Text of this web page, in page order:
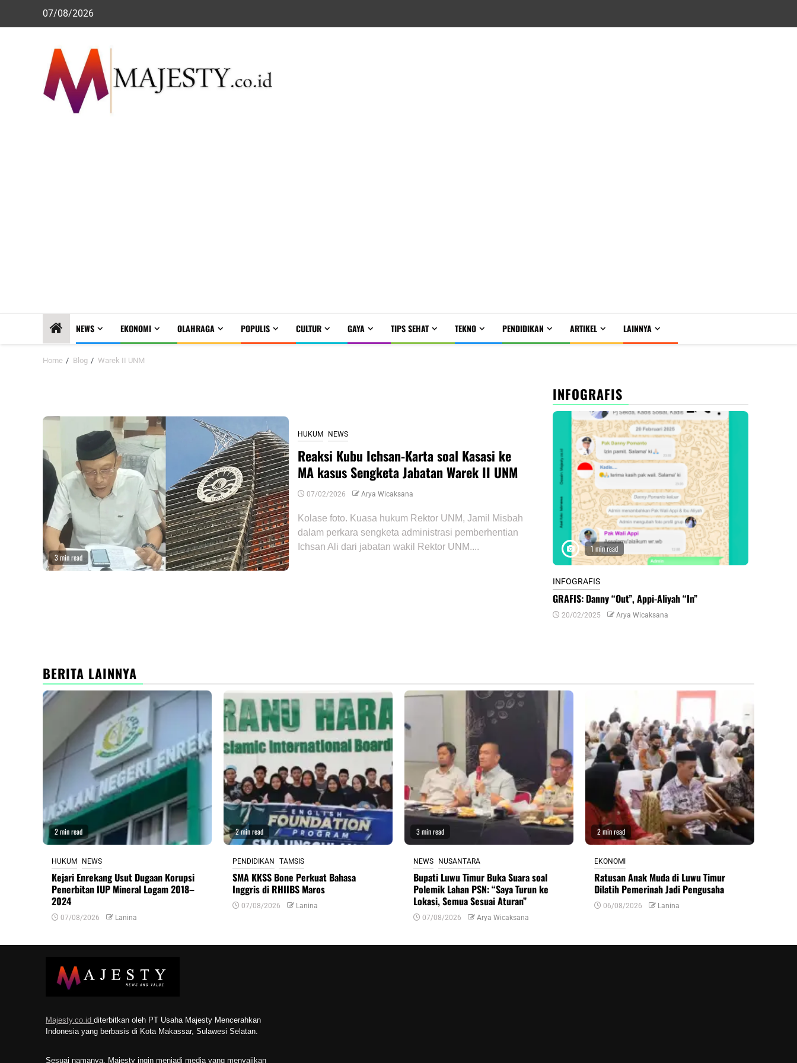
07/08/2026
NEWS EKONOMI OLAHRAGA POPULIS CULTUR GAYA TIPS SEHAT TEKNO PENDIDIKAN ARTIKEL LAINNYA
Home Blog Warek II UNM
3 min read
HUKUM NEWS
Reaksi Kubu Ichsan-Karta soal Kasasi ke
MA kasus Sengketa Jabatan Warek II UNM
07/02/2026 Arya Wicaksana
Kolase foto. Kuasa hukum Rektor UNM, Jamil Misbah
dalam perkara sengketa administrasi pemberhentian
Ichsan Ali dari jabatan wakil Rektor UNM....
INFOGRAFIS
1 min read
INFOGRAFIS
GRAFIS: Danny “Out”, Appi-Aliyah “In”
20/02/2025 Arya Wicaksana
BERITA LAINNYA
2 min read
HUKUM NEWS
Kejari Enrekang Usut Dugaan Korupsi
Penerbitan IUP Mineral Logam 2018–
2024
07/08/2026 Lanina
2 min read
PENDIDIKAN TAMSIS
SMA KKSS Bone Perkuat Bahasa
Inggris di RHIIBS Maros
07/08/2026 Lanina
3 min read
NEWS NUSANTARA
Bupati Luwu Timur Buka Suara soal
Polemik Lahan PSN: “Saya Turun ke
Lokasi, Semua Sesuai Aturan”
07/08/2026 Arya Wicaksana
2 min read
EKONOMI
Ratusan Anak Muda di Luwu Timur
Dilatih Pemerinah Jadi Pengusaha
06/08/2026 Lanina
Majesty.co.id diterbitkan oleh PT Usaha Majesty Mencerahkan
Indonesia yang berbasis di Kota Makassar, Sulawesi Selatan.
Sesuai namanya, Majesty ingin menjadi media yang menyajikan